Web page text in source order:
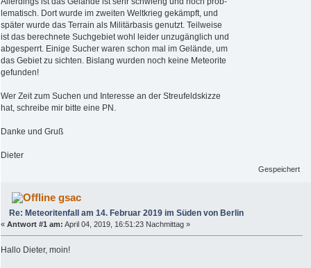
lematisch. Dort wurde im zweiten Weltkrieg gekämpft, und
später wurde das Terrain als Militärbasis genutzt. Teilweise
ist das berechnete Suchgebiet wohl leider unzugänglich und
abgesperrt. Einige Sucher waren schon mal im Gelände, um
das Gebiet zu sichten. Bislang wurden noch keine Meteorite
gefunden!
Wer Zeit zum Suchen und Interesse an der Streufeldskizze
hat, schreibe mir bitte eine PN.
Danke und Gruß
Dieter
Gespeichert
gsac
Re: Meteoritenfall am 14. Februar 2019 im Süden von Berlin
« Antwort #1 am: April 04, 2019, 16:51:23 Nachmittag »
Hallo Dieter, moin!